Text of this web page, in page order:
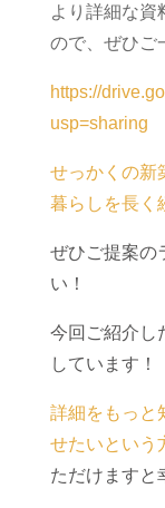
より詳細な資
ので、ぜひご
https://
usp=sharing
せっかくの新
暮らしを長く
ぜひご提案の
い！
今回ご紹介し
しています！
詳細をもっと
せたいという
ただけますと